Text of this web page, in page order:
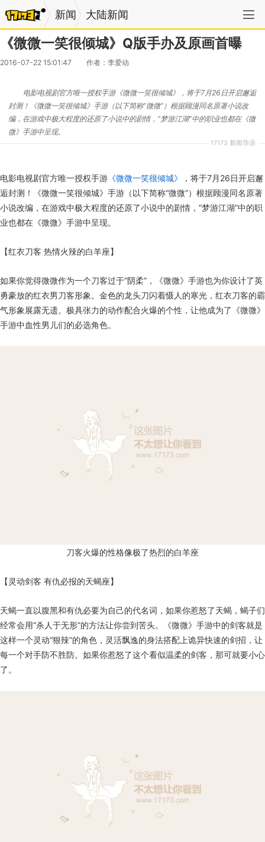
新闻 大陆新闻
《微微一笑很倾城》Q版手办及原画首曝
2016-07-22 15:01:47 作者：李爱动
17173 新闻导语
电影电视剧官方唯一授权手游《微微一笑很倾城》，将于7月26日开启邂逅
封测！《微微一笑很倾城》手游（以下简称“微微”）根据顾漫同名原著小说改
编，在游戏中极大程度的还原了小说中的剧情，“梦游江湖”中的职业也都在《微
微》手游中呈现。
电影电视剧官方唯一授权手游 《微微一笑很倾城》
，将于7月26日开启邂
逅封测！《微微一笑很倾城》手游（以下简称“微微”）根据顾漫同名原著
小说改编，在游戏中极大程度的还原了小说中的剧情，“梦游江湖”中的职
业也都在《微微》手游中呈现。
【红衣刀客 热情火辣的白羊座】
如果你觉得微微作为一个刀客过于“阴柔”，《微微》手游也为你设计了英
勇豪放的红衣男刀客形象。金色的龙头刀闪着慑人的寒光，红衣刀客的霸
气形象展露无遗。极具张力的动作配合火爆的个性，让他成为了《微微》
手游中血性男儿们的必选角色。
刀客火爆的性格像极了热烈的白羊座
【灵动剑客 有仇必报的天蝎座】
天蝎一直以腹黑和有仇必要为自己的代名词，如果你惹怒了天蝎，蝎子们
经常会用“杀人于无形”的方法让你尝到苦头。《微微》手游中的剑客就是
这样一个灵动“狠辣”的角色，灵活飘逸的身法搭配上诡异快速的剑招，让
每一个对手防不胜防。如果你惹怒了这个看似温柔的剑客，那可就要小心
了。